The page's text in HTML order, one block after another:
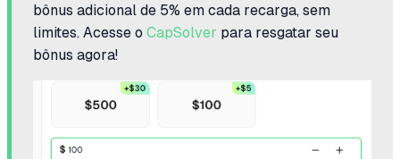
bônus adicional de 5% em cada recarga, sem
limites. Acesse o CapSolver para resgatar seu
bônus agora!